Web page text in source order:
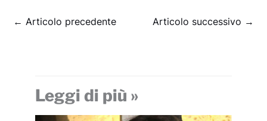
← Articolo precedente Articolo successivo →
Leggi di più »